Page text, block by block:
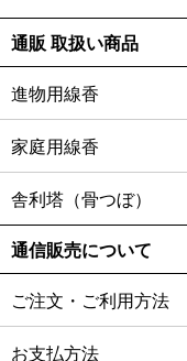
通販 取扱い商品
進物用線香
家庭用線香
舎利塔（骨つぼ）
通信販売について
ご注文・ご利用方法
お支払方法